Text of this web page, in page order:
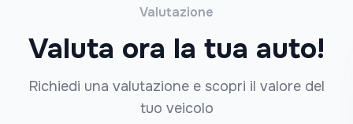
Valutazione
Valuta ora la tua auto!
Richiedi una valutazione e scopri il valore del
tuo veicolo